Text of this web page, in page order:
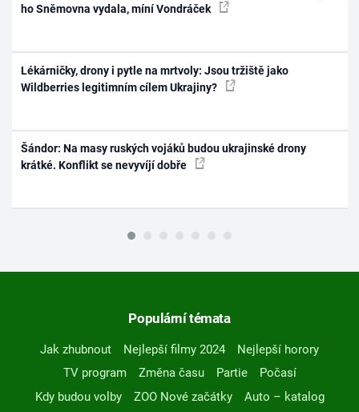
ho Sněmovna vydala, míní Vondráček
Lékárničky, drony i pytle na mrtvoly: Jsou tržiště jako
Wildberries legitimním cílem Ukrajiny?
Šándor: Na masy ruských vojáků budou ukrajinské drony
krátké. Konflikt se nevyvíjí dobře
Populární témata
Jak zhubnout Nejlepší filmy 2024
Nejlepší horory
TV program
Změna času Partie
Počasí
Kdy budou volby
ZOO Nové začátky
Auto – katalog